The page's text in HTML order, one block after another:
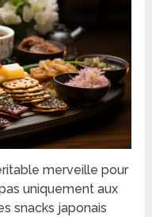
merveille pour
uniquement aux
snacks japonais